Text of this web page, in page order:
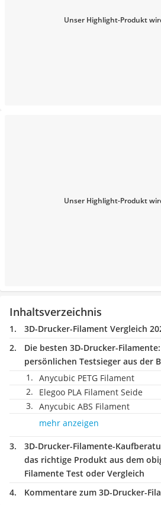
Unser Highlight-Produkt
Unser Highlight-Produkt
Inhaltsverzeichnis
3D-Drucker-Filament Vergleich
Die besten 3D-Drucker-Filamente:
persönlichen Testsieger aus der
Anycubic PETG Filament
Elegoo PLA Filament Seide
Anycubic ABS Filament
mehr anzeigen
3D-Drucker-Filamente-
das richtige Produkt aus dem
Filamente Test oder Vergleich
Kommentare zum 3D-Drucker-